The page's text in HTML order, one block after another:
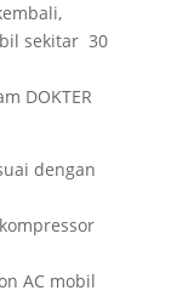
sekitar 30
DOKTER
dengan
AC mobil